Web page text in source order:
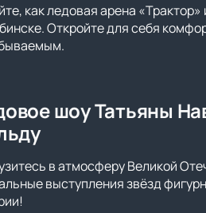
как ледовая арена
Откройте для себя
шоу Татьяны
в атмосферу Великой
выступления звёзд